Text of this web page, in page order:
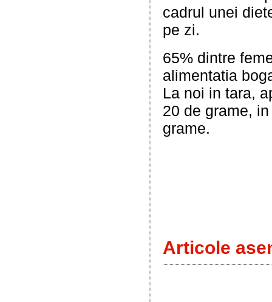
cadrul unei
pe zi.
65% dintre
alimentatia
La noi in tara,
20 de grame,
grame.
Articole